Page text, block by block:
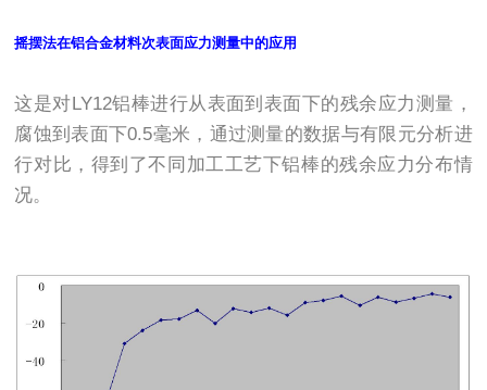
摇摆法在铝合金材料次表面应力测量中的应用
这是对LY12铝棒进行从表面到表面下的残余应力测量，
腐蚀到表面下0.5毫米，通过测量的数据与有限元分析进
行对比，得到了不同加工工艺下铝棒的残余应力分布情
况。